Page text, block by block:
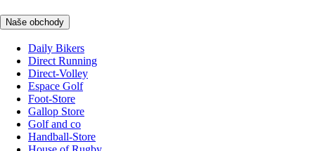
Naše obchody
Daily Bikers
Direct Running
Direct-Volley
Espace Golf
Foot-Store
Gallop Store
Golf and co
Handball-Store